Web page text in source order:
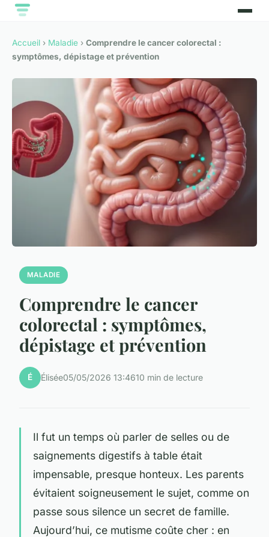
Accueil › Maladie › Comprendre le cancer colorectal :
symptômes, dépistage et prévention
MALADIE
Comprendre le cancer
colorectal : symptômes,
dépistage et prévention
É Élisée05/05/2026 13:4610 min de lecture
Il fut un temps où parler de selles ou de
saignements digestifs à table était
impensable, presque honteux. Les parents
évitaient soigneusement le sujet, comme on
passe sous silence un secret de famille.
Aujourd’hui, ce mutisme coûte cher : en